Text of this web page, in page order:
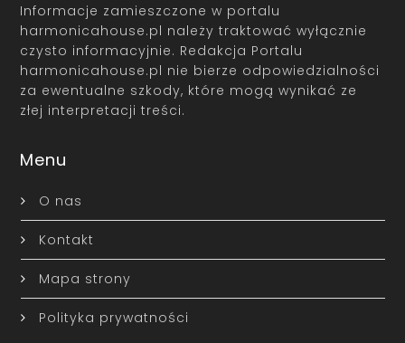
Informacje zamieszczone w portalu
harmonicahouse.pl należy traktować wyłącznie
czysto informacyjnie. Redakcja Portalu
harmonicahouse.pl nie bierze odpowiedzialności
za ewentualne szkody, które mogą wynikać ze
złej interpretacji treści.
Menu
O nas
Kontakt
Mapa strony
Polityka prywatności